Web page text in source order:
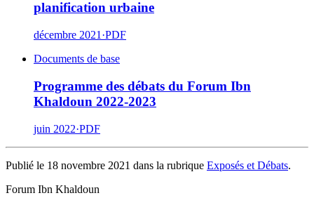
planification urbaine
décembre 2021 ·PDF
Documents de base
Programme des débats du Forum Ibn
Khaldoun 2022-2023
juin 2022·PDF
Publié le 18 novembre 2021 dans la rubrique Exposés et Débats.
Forum Ibn Khaldoun